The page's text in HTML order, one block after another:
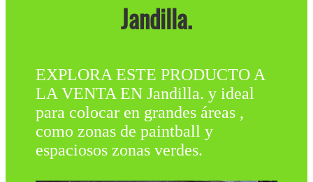
Jandilla.
EXPLORA ESTE PRODUCTO A
LA VENTA EN Jandilla. y ideal
para colocar en grandes áreas ,
como zonas de paintball y
espaciosos zonas verdes.